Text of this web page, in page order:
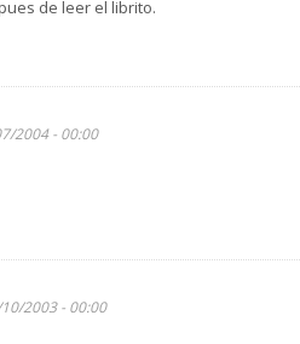
de leer el librito.
2004 - 00:00
2003 - 00:00